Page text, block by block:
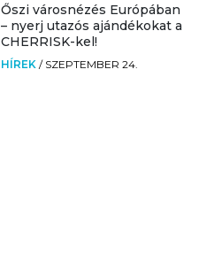
Őszi városnézés Európában
– nyerj utazós ajándékokat a
CHERRISK-kel!
HÍREK / SZEPTEMBER 24.